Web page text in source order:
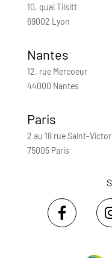
10, quai Tilsitt
69002 Lyon
Nantes
12, rue Mercoeur
44000 Nantes
Paris
2 au 18 rue Saint-Victor
75005 Paris